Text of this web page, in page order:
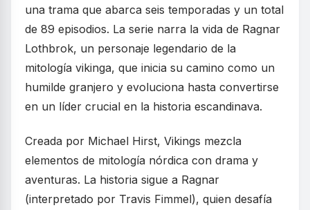
una trama que abarca seis temporadas y un total
de 89 episodios. La serie narra la vida de Ragnar
Lothbrok, un personaje legendario de la
mitología vikinga, que inicia su camino como un
humilde granjero y evoluciona hasta convertirse
en un líder crucial en la historia escandinava.
Creada por Michael Hirst, Vikings mezcla
elementos de mitología nórdica con drama y
aventuras. La historia sigue a Ragnar
(interpretado por Travis Fimmel), quien desafía